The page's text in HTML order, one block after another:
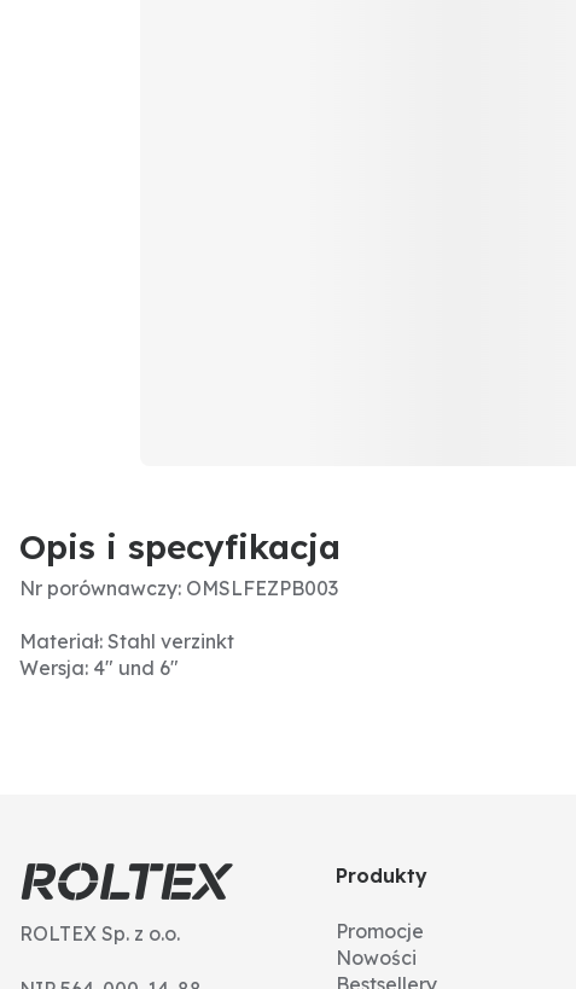
Opis i specyfikacja
Nr porównawczy: OMSLFEZPB003
Materiał: Stahl verzinkt
Wersja: 4" und 6"
ROLTEX Sp. z o.o.
Produkty
Promocje
Nowości
Bestsellery